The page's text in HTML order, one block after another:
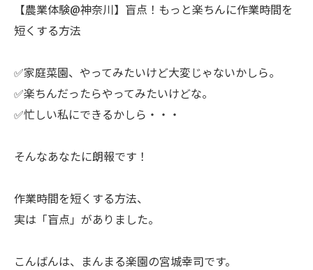
【農業体験@神奈川】盲点！もっと楽ちんに作業時間を
短くする方法
✅家庭菜園、やってみたいけど大変じゃないかしら。
✅楽ちんだったらやってみたいけどな。
✅忙しい私にできるかしら・・・
ㅤそんなあなたに朗報です！
ㅤ作業時間を短くする方法、
実は「盲点」がありました。
ㅤこんばんは、まんまる楽園の宮城幸司です。